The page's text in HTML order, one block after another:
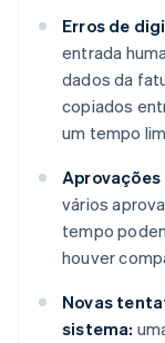
Erros de
entrada
dados da
copiados
um tempo
Aprovações
vários
tempo
houver
Novas
sistema: